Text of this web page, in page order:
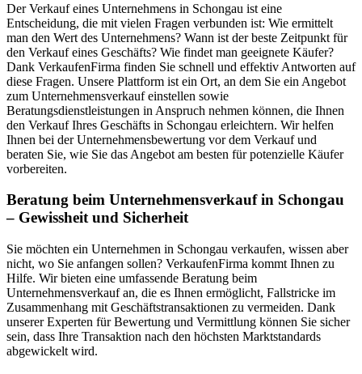
Der Verkauf eines Unternehmens in Schongau ist eine
Entscheidung, die mit vielen Fragen verbunden ist: Wie ermittelt
man den Wert des Unternehmens? Wann ist der beste Zeitpunkt für
den Verkauf eines Geschäfts? Wie findet man geeignete Käufer?
Dank VerkaufenFirma finden Sie schnell und effektiv Antworten auf
diese Fragen. Unsere Plattform ist ein Ort, an dem Sie ein Angebot
zum Unternehmensverkauf einstellen sowie
Beratungsdienstleistungen in Anspruch nehmen können, die Ihnen
den Verkauf Ihres Geschäfts in Schongau erleichtern. Wir helfen
Ihnen bei der Unternehmensbewertung vor dem Verkauf und
beraten Sie, wie Sie das Angebot am besten für potenzielle Käufer
vorbereiten.
Beratung beim Unternehmensverkauf in Schongau
– Gewissheit und Sicherheit
Sie möchten ein Unternehmen in Schongau verkaufen, wissen aber
nicht, wo Sie anfangen sollen? VerkaufenFirma kommt Ihnen zu
Hilfe. Wir bieten eine umfassende Beratung beim
Unternehmensverkauf an, die es Ihnen ermöglicht, Fallstricke im
Zusammenhang mit Geschäftstransaktionen zu vermeiden. Dank
unserer Experten für Bewertung und Vermittlung können Sie sicher
sein, dass Ihre Transaktion nach den höchsten Marktstandards
abgewickelt wird.